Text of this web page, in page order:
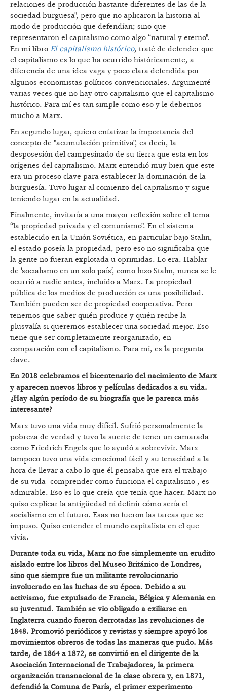
relaciones de producción bastante diferentes de las de la
sociedad burguesa", pero que no aplicaron la historia al
modo de producción que defendían; sino que
representaron el capitalismo como algo “natural y eterno".
En mi libro El capitalismo histórico, traté de defender que
el capitalismo es lo que ha ocurrido históricamente, a
diferencia de una idea vaga y poco clara defendida por
algunos economistas políticos convencionales. Argumenté
varias veces que no hay otro capitalismo que el capitalismo
histórico. Para mí es tan simple como eso y le debemos
mucho a Marx.
En segundo lugar, quiero enfatizar la importancia del
concepto de "acumulación primitiva", es decir, la
desposesión del campesinado de su tierra que esta en los
orígenes del capitalismo. Marx entendió muy bien que este
era un proceso clave para establecer la dominación de la
burguesía. Tuvo lugar al comienzo del capitalismo y sigue
teniendo lugar en la actualidad.
Finalmente, invitaría a una mayor reflexión sobre el tema
“la propiedad privada y el comunismo". En el sistema
establecido en la Unión Soviética, en particular bajo Stalin,
el estado poseía la propiedad, pero eso no significaba que
la gente no fueran explotada u oprimidas. Lo era. Hablar
de ‘socialismo en un solo país’, como hizo Stalin, nunca se le
ocurrió a nadie antes, incluido a Marx. La propiedad
pública de los medios de producción es una posibilidad.
También pueden ser de propiedad cooperativa. Pero
tenemos que saber quién produce y quién recibe la
plusvalía si queremos establecer una sociedad mejor. Eso
tiene que ser completamente reorganizado, en
comparación con el capitalismo. Para mi, es la pregunta
clave.
En 2018 celebramos el bicentenario del nacimiento de Marx
y aparecen nuevos libros y películas dedicados a su vida.
¿Hay algún período de su biografía que le parezca más
interesante?
Marx tuvo una vida muy difícil. Sufrió personalmente la
pobreza de verdad y tuvo la suerte de tener un camarada
como Friedrich Engels que lo ayudó a sobrevivir. Marx
tampoco tuvo una vida emocional fácil y su tenacidad a la
hora de llevar a cabo lo que él pensaba que era el trabajo
de su vida -comprender como funciona el capitalismo-, es
admirable. Eso es lo que creía que tenía que hacer. Marx no
quiso explicar la antigüedad ni definir cómo sería el
socialismo en el futuro. Esas no fueron las tareas que se
impuso. Quiso entender el mundo capitalista en el que
vivía.
Durante toda su vida, Marx no fue simplemente un erudito
aislado entre los libros del Museo Británico de Londres,
sino que siempre fue un militante revolucionario
involucrado en las luchas de su época. Debido a su
activismo, fue expulsado de Francia, Bélgica y Alemania en
su juventud. También se vio obligado a exiliarse en
Inglaterra cuando fueron derrotadas las revoluciones de
1848. Promovióperiódicos y revistas y siempre apoyó los
movimientos obreros de todas las maneras que pudo. Más
tarde, de 1864 a 1872, se convirtió en el dirigente de la
Asociación Internacional de Trabajadores, la primera
organización transnacional de la clase obrera y, en 1871,
defendióla Comuna de París, el primer experimento